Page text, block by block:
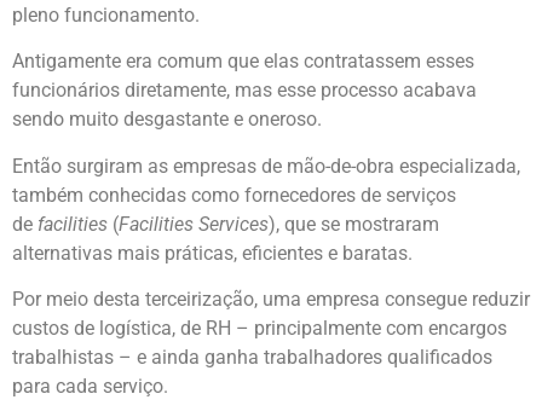
pleno funcionamento.
Antigamente era comum que elas contratassem esses
funcionários diretamente, mas esse processo acabava
sendo muito desgastante e oneroso.
Então surgiram as empresas de mão-de-obra especializada,
também conhecidas como fornecedores de serviços
de facilities (Facilities Services), que se mostraram
alternativas mais práticas, eficientes e baratas.
Por meio desta terceirização, uma empresa consegue reduzir
custos de logística, de RH – principalmente com encargos
trabalhistas – e ainda ganha trabalhadores qualificados
para cada serviço.